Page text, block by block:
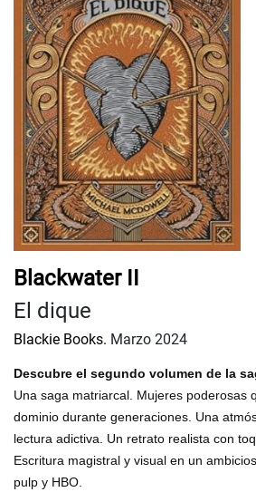
Blackwater II
El dique
Blackie Books. Marzo 2024
Descubre el segundo volumen de la
Una saga matriarcal. Mujeres poderosas
dominio durante generaciones. Una
lectura adictiva. Un retrato realista con
Escritura magistral y visual en un
pulp y HBO.